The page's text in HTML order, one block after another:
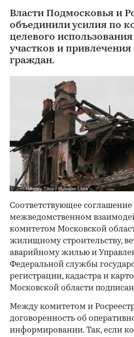
Власти Подмосковья и
объединили усилия по
целевого
участков и привлечения
граждан.
Соответствующее соглашение
межведомственном
комитетом Московской
жилищному строительству,
аварийному жилью и
Федеральной службы
регистрации, кадастра и
Московской области
Между комитетом и
договоренность об
информировании. Так, если